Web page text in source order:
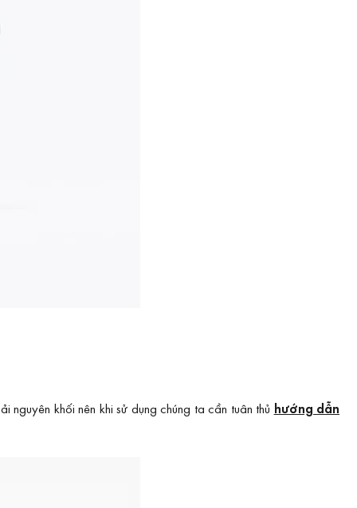
khối nên khi sử dụng chúng ta cần tuân thủ hướng dẫn